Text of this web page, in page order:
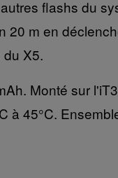
flashs du
m en
X5.
Monté sur
45°C.